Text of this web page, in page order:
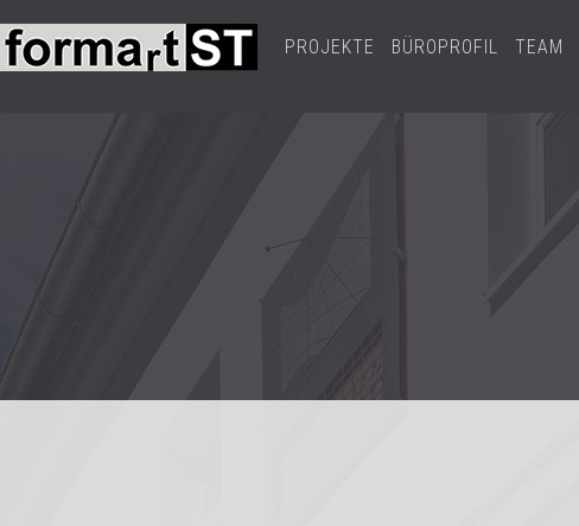
PROJEKTE BÜROPROFIL TEAM